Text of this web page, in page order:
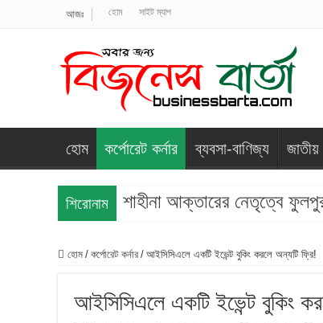
আজঃ হোম সাইট ম্যাপ
হোম কর্পোরেট কর্নার ব্যবসা-বাণিজ্য জাতীয়
শিরোনাম শাহীনা আক্তারের নেতৃত্বে
হোম / কর্পোরেট কর্নার / আইসিসিএলে একটি ইভেন্ট বুকিং করলে অন্যটি ফ্রি!
আইসিসিএলে একটি ইভেন্ট বুকিং